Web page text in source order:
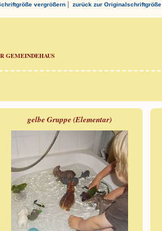
vergrößern | zurück zur Originalschriftgröße
GEMEINDEHAUS
gelbe Gruppe (Elementar)